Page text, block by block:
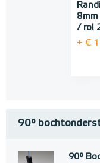
/ rol
+ €
90°
90°